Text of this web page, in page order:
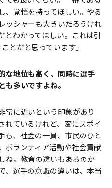
、覚悟を持ってほしい。やる
ッシャーも大きいだろうけれ
とわかってほしい。これは引
とだと思っています」
な地位も高く、同時に選手
も多いですよね。
常に近いという印象があり
れているけれど、変にスポイ
も、社会の一員、市民のひと
ボランティア活動や社会貢献
ね。教育の違いもあるのか
、選手の意識の違いは、本当